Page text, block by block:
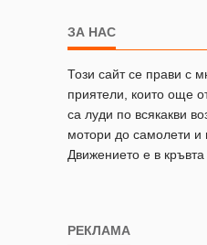
ЗА НАС
Този сайт се прави с
приятели, които още
са луди по всякакви
мотори до самолети
Движението е в кръвта
РЕКЛАМА